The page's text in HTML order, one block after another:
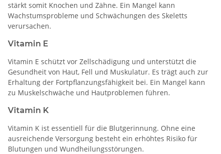
stärkt somit Knochen und Zähne. Ein Mangel kann
Wachstumsprobleme und Schwächungen des Skeletts
verursachen.
Vitamin E
Vitamin E schützt vor Zellschädigung und unterstützt die
Gesundheit von Haut, Fell und Muskulatur. Es trägt auch zur
Erhaltung der Fortpflanzungsfähigkeit bei. Ein Mangel kann
zu Muskelschwäche und Hautproblemen führen.
Vitamin K
Vitamin K ist essentiell für die Blutgerinnung. Ohne eine
ausreichende Versorgung besteht ein erhöhtes Risiko für
Blutungen und Wundheilungsstörungen.